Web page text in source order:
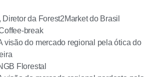
da Forest2Market do Brasil
break
visão do mercado regional pela ótica do
Florestal